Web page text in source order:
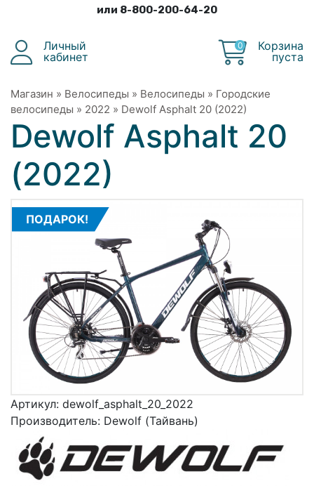
или 8-800-200-64-20
Личный
кабинет
0
Корзина
пуста
Магазин » Велосипеды » Велосипеды » Городские
велосипеды » 2022 » Dewolf Asphalt 20 (2022)
Dewolf Asphalt 20
(2022)
ПОДАРОК!
Артикул: dewolf_asphalt_20_2022
Производитель: Dewolf (Тайвань)